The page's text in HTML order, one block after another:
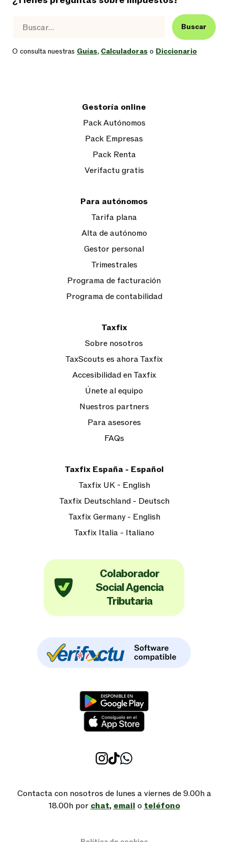
Buscar
O consulta nuestras Guías, Calculadoras o Diccionario
Gestoría online
Pack Autónomos
Pack Empresas
Pack Renta
Verifactu gratis
Para autónomos
Tarifa plana
Alta de autónomo
Gestor personal
Trimestrales
Programa de facturación
Programa de contabilidad
Taxfix
Sobre nosotros
TaxScouts es ahora Taxfix
Accesibilidad en Taxfix
Únete al equipo
Nuestros partners
Para asesores
FAQs
Taxfix España - Español
Taxfix UK - English
Taxfix Deutschland - Deutsch
Taxfix Germany - English
Taxfix Italia - Italiano
Colaborador
Social Agencia
Tributaria
Contacta con nosotros de lunes a viernes de 9.00h a
18.00h por chat, email o teléfono